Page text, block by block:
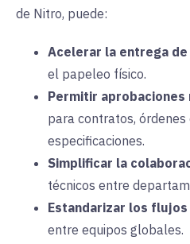
de Nitro, puede:
Acelerar la entrega
el papeleo físico.
Permitir aprobaciones
para contratos,
especificaciones.
Simplificar la
técnicos entre
Estandarizar los
entre equipos globales.